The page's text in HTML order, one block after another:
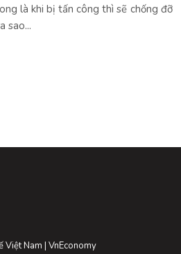
là khi bị tấn công thì sẽ chống đỡ
sao...
Việt Nam | VnEconomy